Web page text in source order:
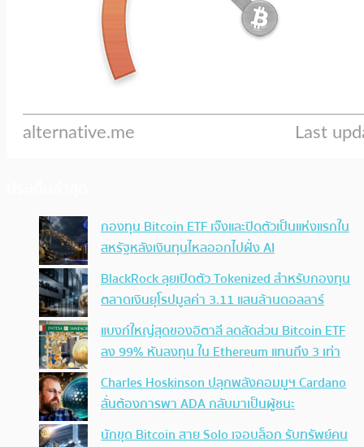
กองทุน Bitcoin ETF เจ๊งและปิดตัวเป็นแห่งแรกใน
สหรัฐหลังเงินทุนไหลออกไปฝั่ง AI
BlackRock ลุยเปิดตัว Tokenized สำหรับกองทุน
ตลาดเงินยุโรปมูลค่า 3.11 แสนล้านดอลลาร์
แบงก์ใหญ่สุดของอิตาลี ลดสัดส่วน Bitcoin ETF
ลง 99% หันลงทุน ใน Ethereum แทนถึง 3 เท่า
Charles Hoskinson ปลุกพลังคอมมูฯ Cardano
ลั่นต้องการพา ADA กลับมาเป็นผู้ชนะ
นักขุด Bitcoin สาย Solo เจอบล็อก รับทรัพย์คน